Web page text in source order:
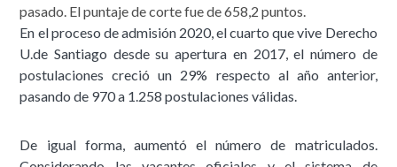
pasado. El puntaje de corte fue de 658,2 puntos.
En el proceso de admisión 2020, el cuarto que vive Derecho
U.de Santiago desde su apertura en 2017, el número de
postulaciones creció un 29% respecto al año anterior,
pasando de 970 a 1.258 postulaciones válidas.
De igual forma, aumentó el número de matriculados.